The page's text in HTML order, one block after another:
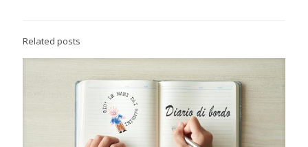
Related posts